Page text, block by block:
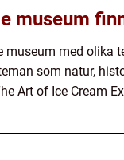
museum
museum med olika
som natur,
Art of Ice Cream